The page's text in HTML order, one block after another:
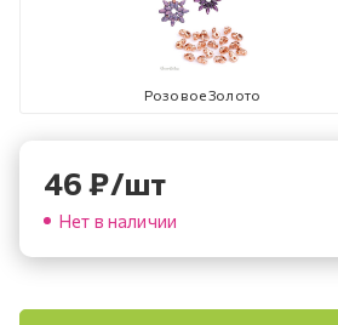
Розовое Золото
46₽/шт
Нет в наличии